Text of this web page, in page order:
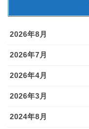
2026年8月
2026年7月
2026年4月
2026年3月
2024年8月